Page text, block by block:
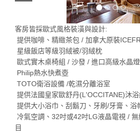
客房皆採歐式風格裝潢與設計:
提供咖啡、精緻茶包 / 加拿大原裝
星級飯店等級羽絨被/羽絨枕
歐式實木桌椅組 / 沙發 / 進口高級水晶燈
Philip熱水快煮壺
TOTO衛浴設備 /乾濕分離浴室
提供法國皇家歐舒丹(L'OCCITANE)沐浴
提供大小浴巾、刮鬍刀、牙刷/牙膏、浴
冷氣空調、32吋或42吋LG液晶電視 /
目